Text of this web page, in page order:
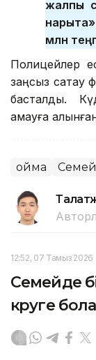
жалпы
млн
Полицейлер
заңсыз сақтау
басталды.
қамауға
Қойма Семей
12:52, 07 Тамыз 2026
Семейде
көруге